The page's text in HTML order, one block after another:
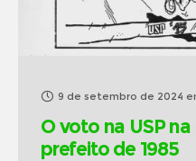
9 de setembro de 2024
O voto na USP
prefeito de 1985